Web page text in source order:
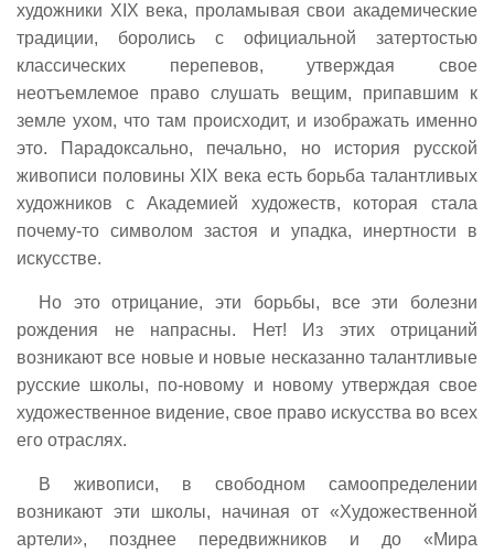
художники XIX века, проламывая свои академические
традиции, боролись с официальной затертостью
классических перепевов, утверждая свое
неотъемлемое право слушать вещим, припавшим к
земле ухом, что там происходит, и изображать именно
это. Парадоксально, печально, но история русской
живописи половины XIX века есть борьба талантливых
художников с Академией художеств, которая стала
почему-то символом застоя и упадка, инертности в
искусстве.
Но это отрицание, эти борьбы, все эти болезни
рождения не напрасны. Нет! Из этих отрицаний
возникают все новые и новые несказанно талантливые
русские школы, по-новому и новому утверждая свое
художественное видение, свое право искусства во всех
его отраслях.
В живописи, в свободном самоопределении
возникают эти школы, начиная от «Художественной
артели», позднее передвижников и до «Мира